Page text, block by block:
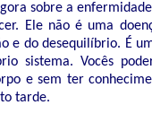
sobre a
Ele não é uma
e do desequilíbrio. É
sistema. Vocês
e sem ter
tarde.